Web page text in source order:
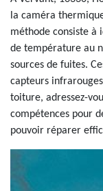
la caméra
méthode consiste à
de température au
sources de fuites.
capteurs
toiture, adressez-
compétences pour
pouvoir réparer